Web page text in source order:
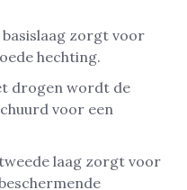
basislaag zorgt voor
hechting.
drogen wordt de
voor een
laag zorgt voor